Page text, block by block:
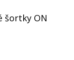
šortky ON